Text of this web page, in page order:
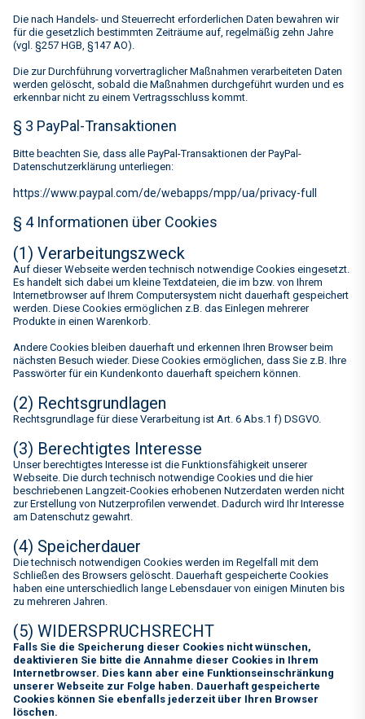
Die nach Handels- und Steuerrecht erforderlichen Daten bewahren wir
für die gesetzlich bestimmten Zeiträume auf, regelmäßig zehn Jahre
(vgl. §257 HGB, §147 AO).
Die zur Durchführung vorvertraglicher Maßnahmen verarbeiteten Daten
werden gelöscht, sobald die Maßnahmen durchgeführt wurden und es
erkennbar nicht zu einem Vertragsschluss kommt.
§ 3 PayPal-Transaktionen
Bitte beachten Sie, dass alle PayPal-Transaktionen der PayPal-
Datenschutzerklärung unterliegen:
https://www.paypal.com/de/webapps/mpp/ua/privacy-full
§ 4 Informationen über Cookies
(1) Verarbeitungszweck
Auf dieser Webseite werden technisch notwendige Cookies eingesetzt.
Es handelt sich dabei um kleine Textdateien, die im bzw. von Ihrem
Internetbrowser auf Ihrem Computersystem nicht dauerhaft gespeichert
werden. Diese Cookies ermöglichen z.B. das Einlegen mehrerer
Produkte in einen Warenkorb.
Andere Cookies bleiben dauerhaft und erkennen Ihren Browser beim
nächsten Besuch wieder. Diese Cookies ermöglichen, dass Sie z.B. Ihre
Passwörter für ein Kundenkonto dauerhaft speichern können.
(2) Rechtsgrundlagen
Rechtsgrundlage für diese Verarbeitung ist Art. 6 Abs.1 f) DSGVO.
(3) Berechtigtes Interesse
Unser berechtigtes Interesse ist die Funktionsfähigkeit unserer
Webseite. Die durch technisch notwendige Cookies und die hier
beschriebenen Langzeit-Cookies erhobenen Nutzerdaten werden nicht
zur Erstellung von Nutzerprofilen verwendet. Dadurch wird Ihr Interesse
am Datenschutz gewahrt.
(4) Speicherdauer
Die technisch notwendigen Cookies werden im Regelfall mit dem
Schließen des Browsers gelöscht. Dauerhaft gespeicherte Cookies
haben eine unterschiedlich lange Lebensdauer von einigen Minuten bis
zu mehreren Jahren.
(5) WIDERSPRUCHSRECHT
Falls Sie die Speicherung dieser Cookies nicht wünschen,
deaktivieren Sie bitte die Annahme dieser Cookies in Ihrem
Internetbrowser. Dies kann aber eine Funktionseinschränkung
unserer Webseite zur Folge haben. Dauerhaft gespeicherte
Cookies können Sie ebenfalls jederzeit über Ihren Browser
löschen.